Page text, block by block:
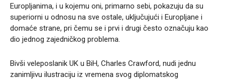
Europljanima, i u kojemu oni, primarno sebi, pokazuju da su
superiorni u odnosu na sve ostale, uključujući i Europljane i
domaće strane, pri čemu se i prvi i drugi često označuju kao
dio jednog zajedničkog problema.
Bivši veleposlanik UK u BiH, Charles Crawford, nudi jednu
zanimljivu ilustraciju iz vremena svog diplomatskog